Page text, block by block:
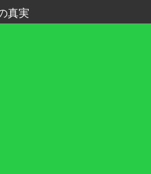
真実